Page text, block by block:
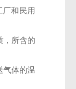
和民用
，所含的
气体的温